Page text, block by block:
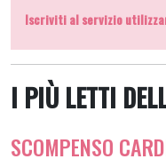
Iscriviti al servizio
I PIÙ LETTI
SCOMPENSO